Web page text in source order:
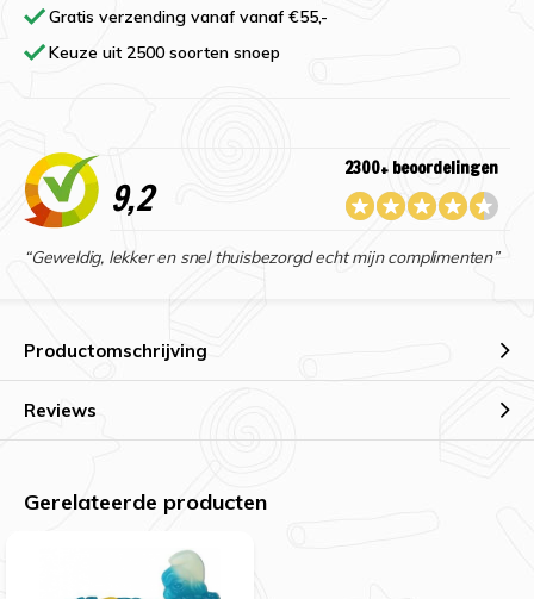
Gratis verzending vanaf vanaf €55,-
Keuze uit 2500 soorten snoep
9,2
2300+ beoordelingen
“Geweldig, lekker en snel thuisbezorgd echt mijn complimenten”
Productomschrijving
Reviews
Gerelateerde producten